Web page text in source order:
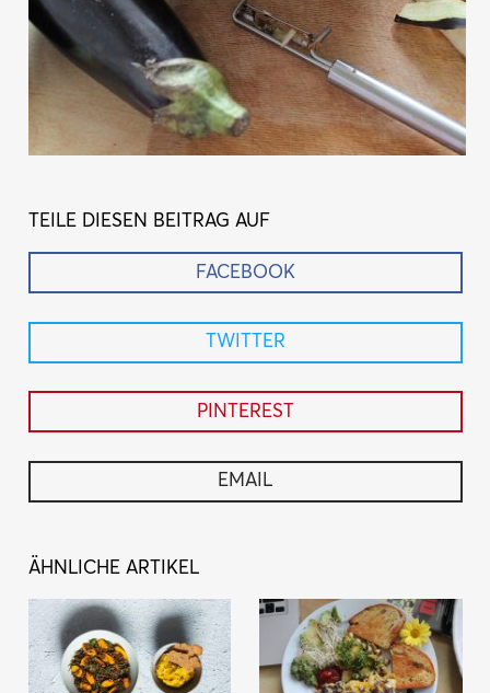
TEILE DIESEN BEITRAG AUF
FACEBOOK
TWITTER
PINTEREST
EMAIL
ÄHNLICHE ARTIKEL